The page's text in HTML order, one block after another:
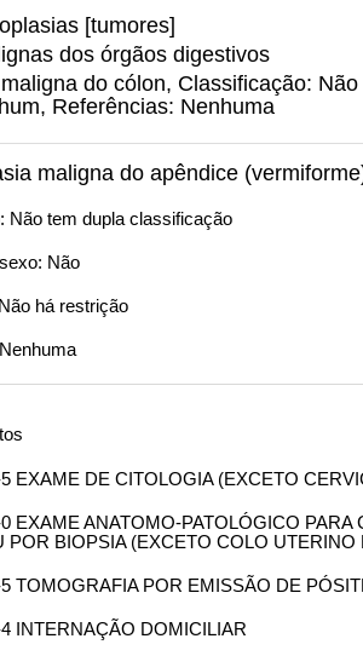
[tumores]
dos órgãos digestivos
do cólon, Classificação:
Referências: Nenhuma
maligna do apêndice
Não tem dupla classificação
Não
há restrição
EXAME DE CITOLOGIA (EXCETO
EXAME ANATOMO-PATOLÓGICO
POR BIOPSIA (EXCETO COLO UTERINO
TOMOGRAFIA POR EMISSÃO DE
INTERNAÇÃO DOMICILIAR